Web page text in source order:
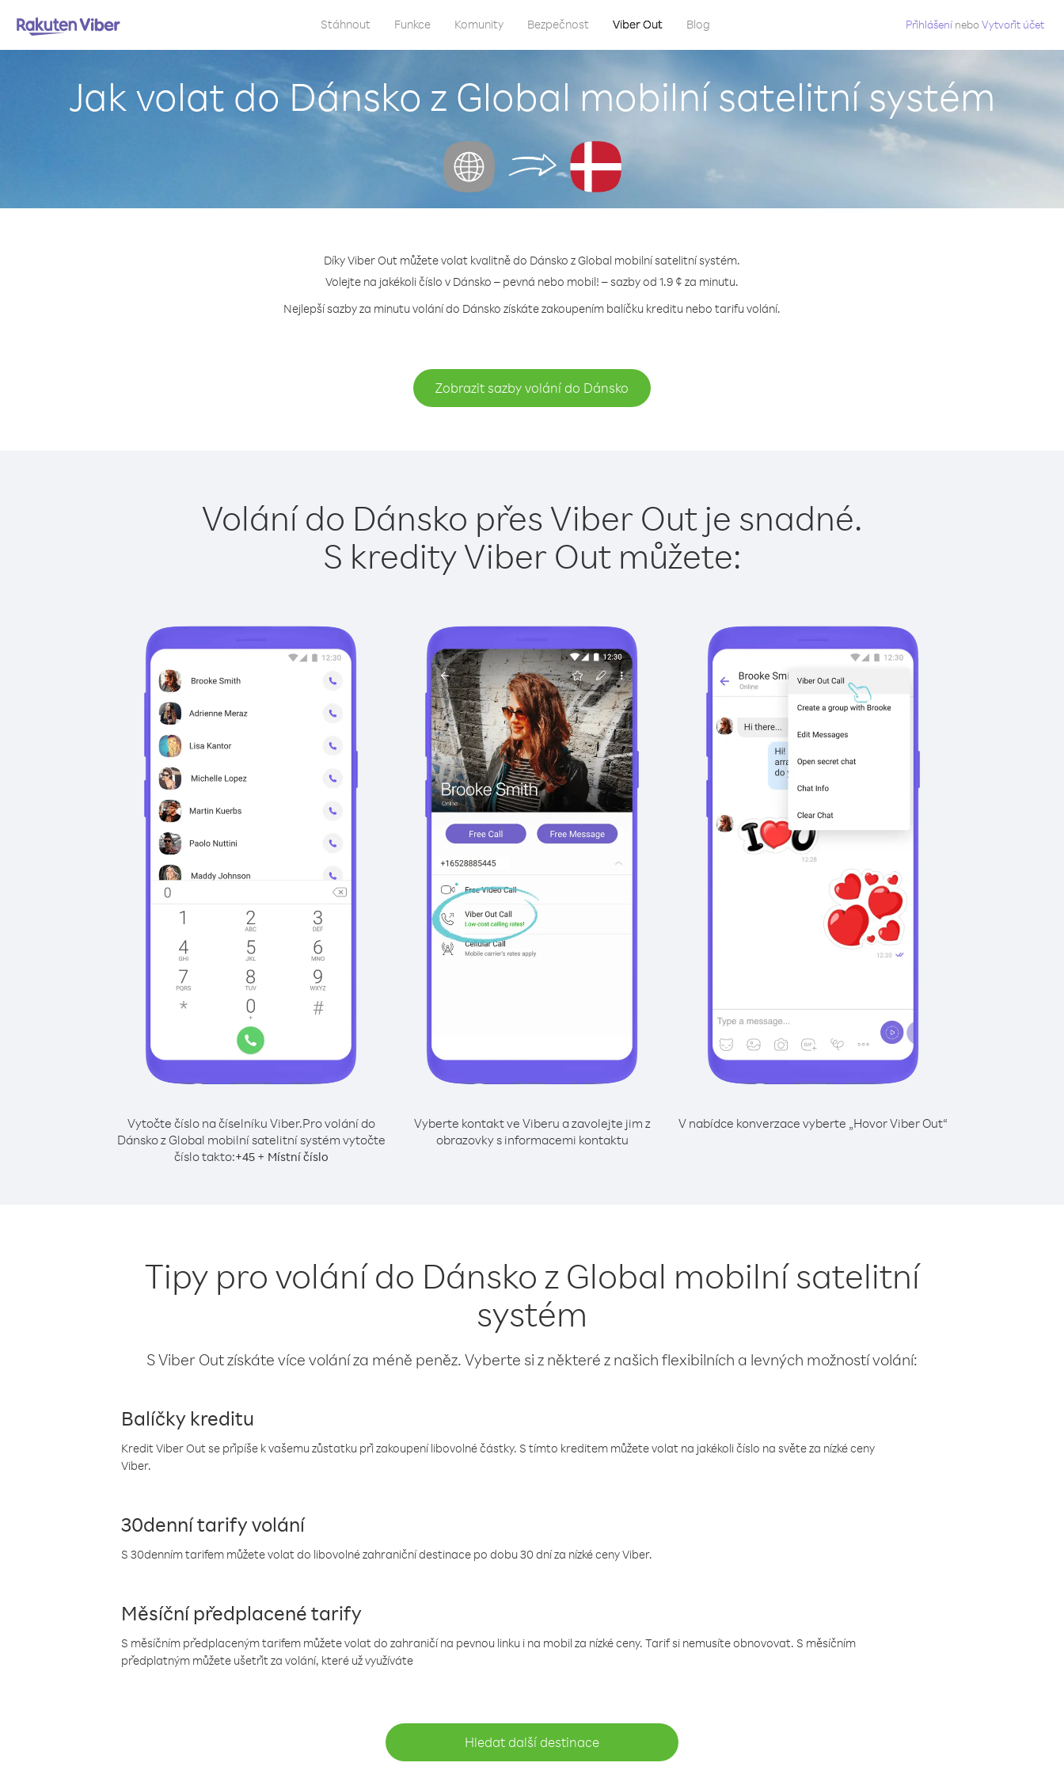
Stáhnout Funkce Komunity Bezpečnost Viber Out Blog Přihlášení neboVytvořit účet
Jak volat do Dánsko z Global mobilní satelitní systém
Díky Viber Out můžete volat kvalitně do Dánsko z Global mobilní satelitní systém.
Volejte na jakékoli číslo v Dánsko – pevná nebo mobil! – sazby od 1.9 ¢ za minutu.
Nejlepší sazby za minutu volání do Dánsko získáte zakoupením balíčku kreditu nebo tarifu volání.
Zobrazit sazby volání do Dánsko
Volání do Dánsko přes Viber Out je snadné.
S kredity Viber Out můžete:
Vytočte číslo na číselníku Viber.Pro volání do
Dánsko z Global mobilní satelitní systém vytočte
číslo takto:+45+ Místní číslo
Vyberte kontakt ve Viberu a zavolejte jim z
obrazovky s informacemi kontaktu
V nabídce konverzace vyberte „Hovor Viber Out“
Tipy pro volání do Dánsko z Global mobilní satelitní
systém
S Viber Out získáte více volání za méně peněz. Vyberte si z některé z našich flexibilních a levných možností volání:
Balíčky kreditu
Kredit Viber Out se připíše k vašemu zůstatku při zakoupení libovolné částky. S tímto kreditem můžete volat na jakékoli číslo na světe za nízké ceny
Viber.
30denní tarify volání
S 30denním tarifem můžete volat do libovolné zahraniční destinace po dobu 30 dní za nízké ceny Viber.
Měsíční předplacené tarify
S měsíčním předplaceným tarifem můžete volat do zahraničí na pevnou linku i na mobil za nízké ceny. Tarif si nemusíte obnovovat. S měsíčním
předplatným můžete ušetřit za volání, které už využíváte
Hledat další destinace